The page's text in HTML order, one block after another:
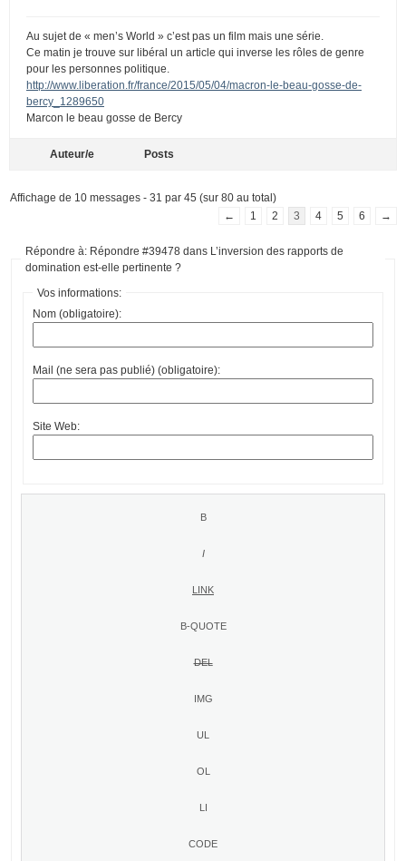
Au sujet de « men’s World » c’est pas un film mais une série.
Ce matin je trouve sur libéral un article qui inverse les rôles de genre
pour les personnes politique.
http://www.liberation.fr/france/2015/05/04/macron-le-beau-gosse-de-
bercy_1289650
Marcon le beau gosse de Bercy
Auteur/e Posts
Affichage de 10 messages - 31 par 45 (sur 80 au total)
←
1 2 3 4 5 6 →
Répondre à: Répondre #39478 dans L’inversion des rapports de
domination est-elle pertinente ?
Vos informations:
Nom (obligatoire):
Mail (ne sera pas publié) (obligatoire):
Site Web: